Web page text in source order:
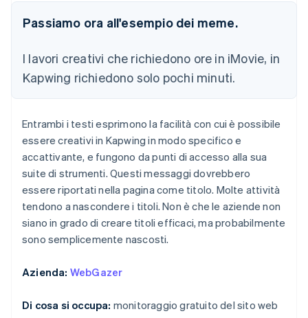
Passiamo ora all'esempio dei meme.
I lavori creativi che richiedono ore in iMovie, in
Kapwing richiedono solo pochi minuti.
Entrambi i testi esprimono la facilità con cui è possibile
essere creativi in Kapwing in modo specifico e
accattivante, e fungono da punti di accesso alla sua
suite di strumenti. Questi messaggi dovrebbero
essere riportati nella pagina come titolo. Molte attività
tendono a nascondere i titoli. Non è che le aziende non
siano in grado di creare titoli efficaci, ma probabilmente
sono semplicemente nascosti.
Azienda: WebGazer
Di cosa si occupa: monitoraggio gratuito del sito web